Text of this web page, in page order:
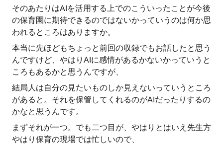
そのあたりはAIを活用する上でのこういったことが今後
の保育園に期待できるのではないかっていうのは何か思
われるところはありますか。
本当に先ほどもちょっと前回の収録でもお話したと思う
んですけど、やはりAIに感情があるかないかっていうと
ころもあるかと思うんですが、
結局人は自分の見たいものしか見えないっていうところ
があると。それを保管してくれるのがAIだったりするの
かなと思うんです。
まずそれが一つ。でも二つ目が、やはりとはいえ先生方
やはり保育の現場では忙しいので、